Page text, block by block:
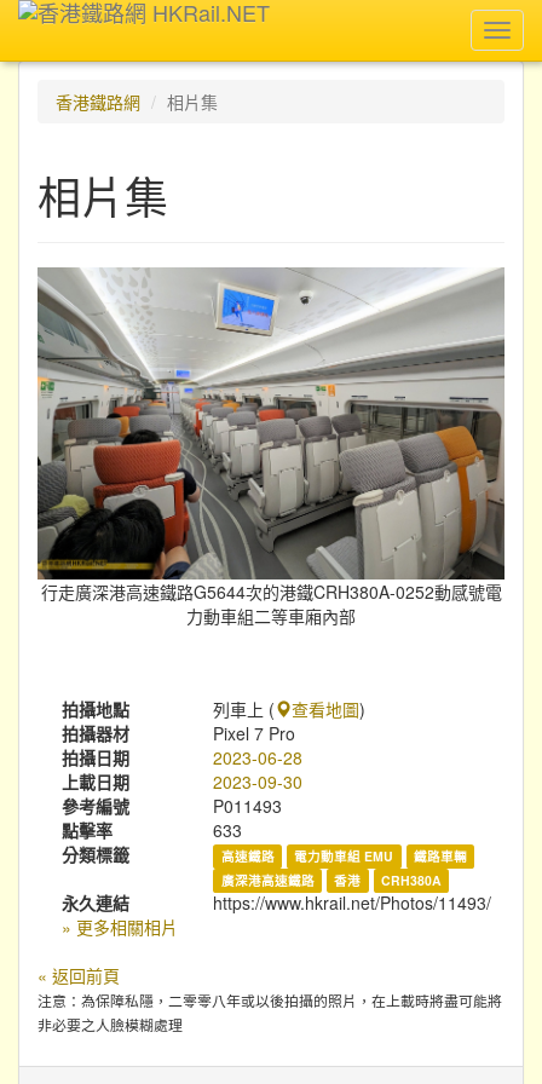
香港鐵路網
相片集
相片集
行走廣深港高速鐵路G5644次的港鐵CRH380A-0252動感號電
力動車組二等車廂內部
拍攝地點 列車上 ( 查看地圖)
拍攝器材
Pixel 7 Pro
拍攝日期
2023-06-28
上載日期
2023-09-30
參考編號
P011493
點擊率
633
分類標籤
高速鐵路 電力動車組 EMU
鐵路車輛
廣深港高速鐵路
香港 CRH380A
永久連結
https://www.hkrail.net/Photos/11493/
» 更多相關相片
« 返回前頁
注意：為保障私隱，二零零八年或以後拍攝的照片，在上載時將盡可能將
非必要之人臉模糊處理